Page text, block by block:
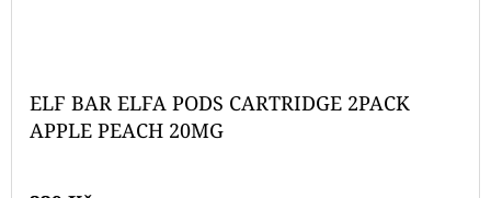
ELF BAR ELFA PODS CARTRIDGE 2PACK
APPLE PEACH 20MG